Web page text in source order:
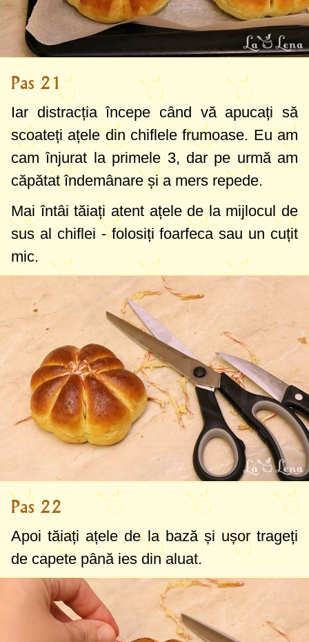
Pas 21
Iar distracția începe când vă apucați să
scoateți ațele din chiflele frumoase. Eu am
cam înjurat la primele 3, dar pe urmă am
căpătat îndemânare și a mers repede.
Mai întâi tăiați atent ațele de la mijlocul de
sus al chiflei - folosiți foarfeca sau un cuțit
mic.
Pas 22
Apoi tăiați ațele de la bază și ușor trageți
de capete până ies din aluat.